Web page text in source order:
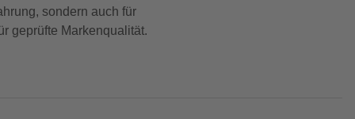
sondern auch für
geprüfte Markenqualität.